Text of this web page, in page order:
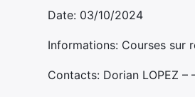
Date: 03/10/2024
Informations: Courses sur
Contacts: Dorian LOPEZ –